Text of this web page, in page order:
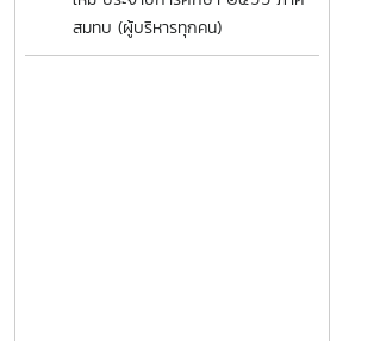
สมทบ (ผู้บริหารทุกคน)